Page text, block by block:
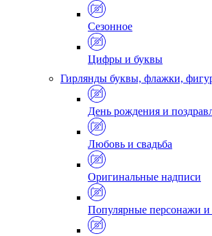
Сезонное
Цифры и буквы
Гирлянды буквы, флажки,
День рождения и
Любовь и свадьба
Оригинальные надписи
Популярные персонажи